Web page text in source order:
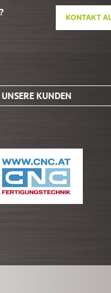
KONTAKT
UNSERE KUNDEN